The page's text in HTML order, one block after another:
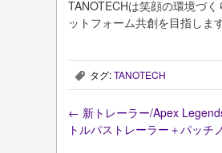
TANOTECHは笑顔の環境づ
ットフォーム共創を⽬指しま
, タグ:TANOTECH
← 新トレーラー/Apex
トルパストレーラー＋パッチ